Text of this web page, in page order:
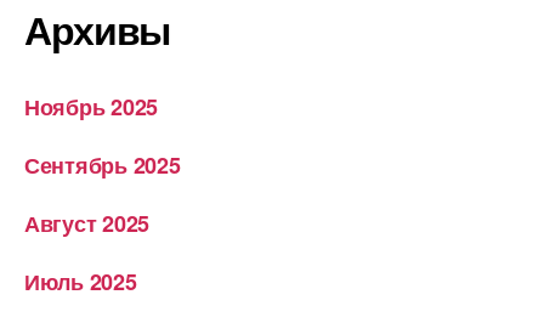
Архивы
Ноябрь 2025
Сентябрь 2025
Август 2025
Июль 2025